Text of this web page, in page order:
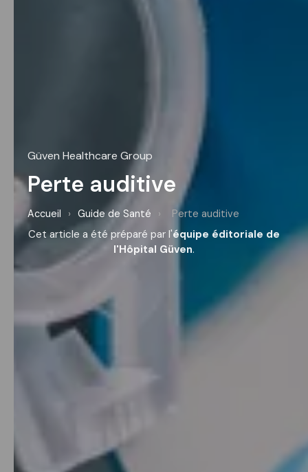
Güven Healthcare Group
Perte auditive
Accueil › Guide de Santé › Perte auditive
Cet article a été préparé par l'équipe éditoriale de
l'Hôpital Güven.